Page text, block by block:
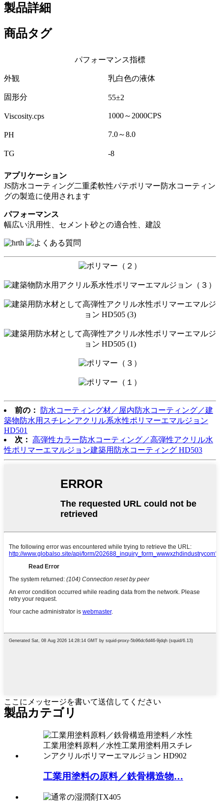
製品詳細
商品タグ
パフォーマンス指標
外観 乳白色の液体
固形分 55±2
Viscosity.cps 1000～2000CPS
PH 7.0～8.0
TG -8
アプリケーション
JS防水コーティング二重柔軟性パテポリマー防水コーティン
グの製造に使用されます
パフォーマンス
幅広い汎用性、セメント砂との適合性、建設
前の：
防水コーティング材／屋内防水コーティング／建
築物防水用スチレンアクリル系水性ポリマーエマルジョン
HD501
次： 高弾性カラー防水コーティング／高弾性アクリル水
性ポリマーエマルジョン建築用防水コーティング HD503
ここにメッセージを書いて送信してください
製品カテゴリ
工業用塗料の原料／鉄骨構造物…